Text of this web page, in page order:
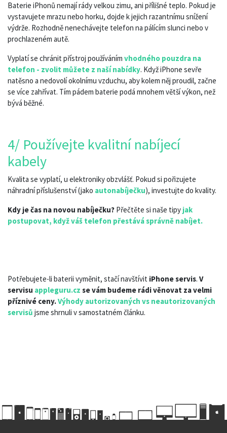
Baterie iPhonů nemají rády velkou zimu, ani přílišné teplo. Pokud je
vystavujete mrazu nebo horku, dojde k jejich razantnímu snížení
výdrže. Rozhodně nenechávejte telefon na pálícím slunci nebo v
prochlazeném autě.
Vyplatí se chránit přístroj používáním vhodného pouzdra na
telefon - zvolit můžete z naší nabídky. Když iPhone sevře
natěsno a nedovolí okolnímu vzduchu, aby kolem něj proudil, začne
se více zahřívat. Tím pádem baterie podá mnohem větší výkon, než
bývá běžné.
4/ Používejte kvalitní nabíjecí
kabely
Kvalita se vyplatí, u elektroniky obzvlášť. Pokud si pořizujete
náhradní příslušenství (jako autonabíječku), investujte do kvality.
Kdy je čas na novou nabíječku? Přečtěte si naše tipy jak
postupovat, když váš telefon přestává správně nabíjet.
Potřebujete-li baterii vyměnit, stačí navštívit iPhone servis. V
servisu appleguru.cz se vám budeme rádi věnovat za velmi
příznivé ceny.Výhody autorizovaných vs neautorizovaných
servisů jsme shrnuli v samostatném článku.